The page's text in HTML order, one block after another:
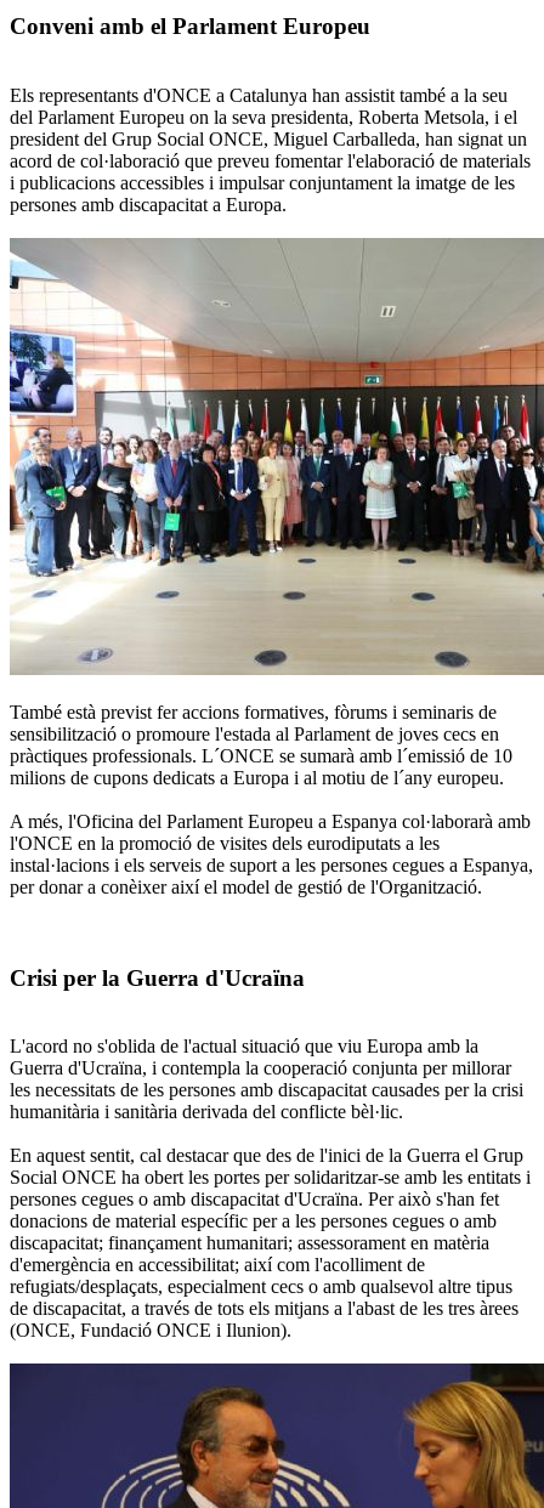
Conveni amb el Parlament Europeu
Els representants d'ONCE a Catalunya han assistit també a la seu
del Parlament Europeu on la seva presidenta, Roberta Metsola, i el
president del Grup Social ONCE, Miguel Carballeda, han signat un
acord de col·laboració que preveu fomentar l'elaboració de materials
i publicacions accessibles i impulsar conjuntament la imatge de les
persones amb discapacitat a Europa.
També està previst fer accions formatives, fòrums i seminaris de
sensibilització o promoure l'estada al Parlament de joves cecs en
pràctiques professionals. L´ONCE se sumarà amb l´emissió de 10
milions de cupons dedicats a Europa i al motiu de l´any europeu.
A més, l'Oficina del Parlament Europeu a Espanya col·laborarà amb
l'ONCE en la promoció de visites dels eurodiputats a les
instal·lacions i els serveis de suport a les persones cegues a Espanya,
per donar a conèixer així el model de gestió de l'Organització.
Crisi per la Guerra d'Ucraïna
L'acord no s'oblida de l'actual situació que viu Europa amb la
Guerra d'Ucraïna, i contempla la cooperació conjunta per millorar
les necessitats de les persones amb discapacitat causades per la crisi
humanitària i sanitària derivada del conflicte bèl·lic.
En aquest sentit, cal destacar que des de l'inici de la Guerra el Grup
Social ONCE ha obert les portes per solidaritzar-se amb les entitats i
persones cegues o amb discapacitat d'Ucraïna. Per això s'han fet
donacions de material específic per a les persones cegues o amb
discapacitat; finançament humanitari; assessorament en matèria
d'emergència en accessibilitat; així com l'acolliment de
refugiats/desplaçats, especialment cecs o amb qualsevol altre tipus
de discapacitat, a través de tots els mitjans a l'abast de les tres àrees
(ONCE, Fundació ONCE i Ilunion).